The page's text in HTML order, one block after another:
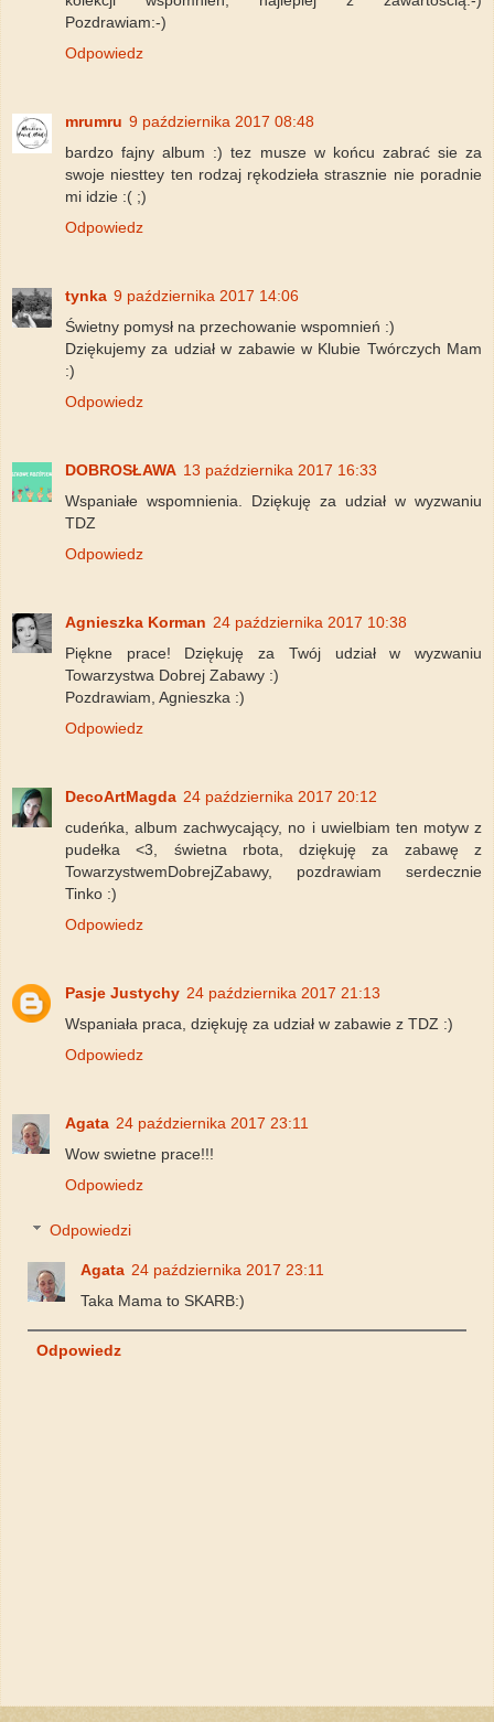
Pozdrawiam:-)
Odpowiedz
mrumru 9 października 2017 08:48
bardzo fajny album :) tez musze w końcu zabrać sie za
swoje niesttey ten rodzaj rękodzieła strasznie nie poradnie
mi idzie :( ;)
Odpowiedz
tynka 9 października 2017 14:06
Świetny pomysł na przechowanie wspomnień :)
Dziękujemy za udział w zabawie w Klubie Twórczych Mam
:)
Odpowiedz
DOBROSŁAWA 13 października 2017 16:33
Wspaniałe wspomnienia. Dziękuję za udział w wyzwaniu
TDZ
Odpowiedz
Agnieszka Korman 24 października 2017 10:38
Piękne prace! Dziękuję za Twój udział w wyzwaniu
Towarzystwa Dobrej Zabawy :)
Pozdrawiam, Agnieszka :)
Odpowiedz
DecoArtMagda 24 października 2017 20:12
cudeńka, album zachwycający, no i uwielbiam ten motyw z
pudełka <3, świetna rbota, dziękuję za zabawę z
TowarzystwemDobrejZabawy, pozdrawiam serdecznie
Tinko :)
Odpowiedz
Pasje Justychy 24 października 2017 21:13
Wspaniała praca, dziękuję za udział w zabawie z TDZ :)
Odpowiedz
Agata 24 października 2017 23:11
Wow swietne prace!!!
Odpowiedz
Odpowiedzi
Agata 24 października 2017 23:11
Taka Mama to SKARB:)
Odpowiedz